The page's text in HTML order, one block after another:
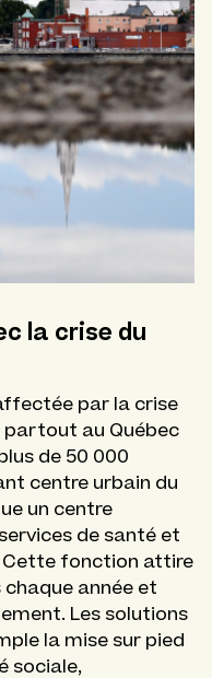
la crise du
par la crise
partout au Québec
de 50 000
centre urbain du
un centre
de santé et
Cette fonction attire
année et
Les solutions
la mise sur pied
sociale,